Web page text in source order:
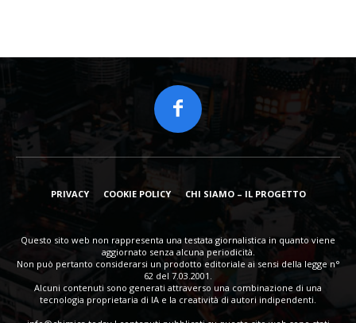
PRIVACY COOKIE POLICY CHI SIAMO – IL PROGETTO
Questo sito web non rappresenta una testata giornalistica in quanto viene
aggiornato senza alcuna periodicità.
Non può pertanto considerarsi un prodotto editoriale ai sensi della legge n°
62 del 7.03.2001.
Alcuni contenuti sono generati attraverso una combinazione di una
tecnologia proprietaria di IA e la creatività di autori indipendenti.